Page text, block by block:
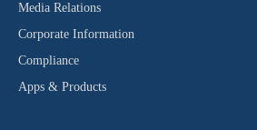
Media Relations
Corporate Information
Compliance
Apps & Products